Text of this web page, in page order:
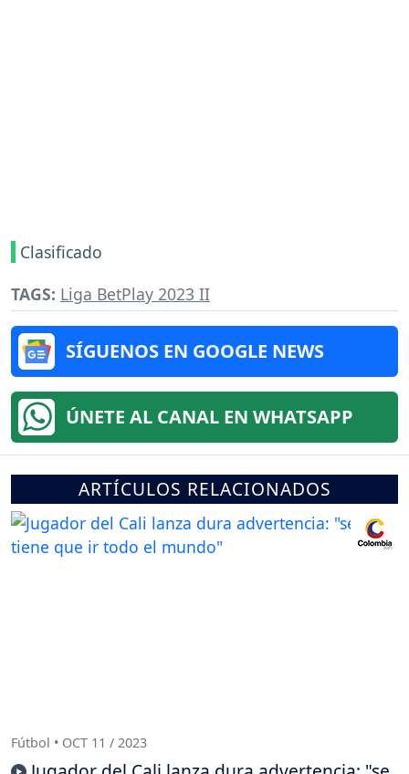
Clasificado
TAGS: Liga BetPlay 2023 II
SÍGUENOS EN GOOGLE NEWS
ÚNETE AL CANAL EN WHATSAPP
ARTÍCULOS RELACIONADOS
Fútbol • OCT 11 / 2023